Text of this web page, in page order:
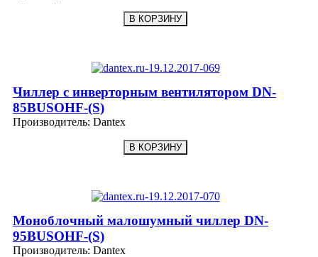
Чиллер с инверторным вентилятором DN-
85BUSOHF-(S)
Производитель: Dantex
Моноблочный малошумный чиллер DN-
95BUSOHF-(S)
Производитель: Dantex